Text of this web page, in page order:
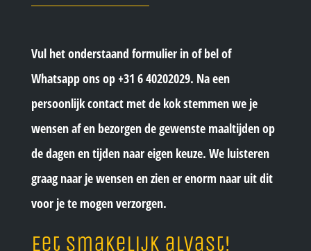
Vul het onderstaand formulier in of bel of
Whatsapp ons op +31 6 40202029. Na een
persoonlijk contact met de kok stemmen we je
wensen af en bezorgen de gewenste maaltijden op
de dagen en tijden naar eigen keuze. We luisteren
graag naar je wensen enzien er enorm naar uit dit
voor je te mogen verzorgen.
Eet smakelijk alvast!